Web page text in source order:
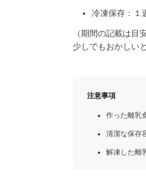
冷凍保存：１
（期間の記載は
少しでもおかしい
注意事項
作った離乳
清潔な保存
解凍した離